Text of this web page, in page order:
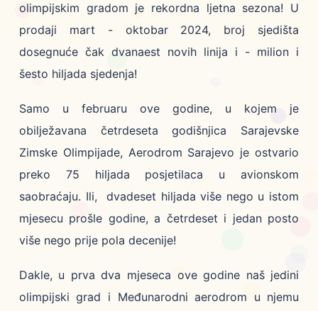
olimpijskim gradom je rekordna ljetna sezona! U
prodaji mart - oktobar 2024, broj sjedišta
dosegnuće čak dvanaest novih linija i - milion i
šesto hiljada sjedenja!
Samo u februaru ove godine, u kojem je
obilježavana četrdeseta godišnjica Sarajevske
Zimske Olimpijade, Aerodrom Sarajevo je ostvario
preko 75 hiljada posjetilaca u avionskom
saobraćaju. Ili, dvadeset hiljada više nego u istom
mjesecu prošle godine, a četrdeset i jedan posto
više nego prije pola decenije!
Dakle, u prva dva mjeseca ove godine naš jedini
olimpijski grad i Međunarodni aerodrom u njemu